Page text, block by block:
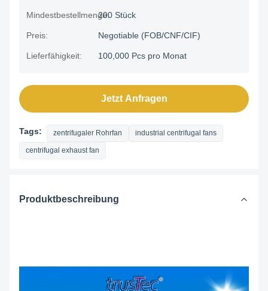
Mindestbestellmenge:200 Stück
Preis: Negotiable (FOB/CNF/CIF)
Lieferfähigkeit: 100,000 Pcs pro Monat
Jetzt Anfragen
Tags: zentrifugaler Rohrfan industrial centrifugal fans
centrifugal exhaust fan
Produktbeschreibung